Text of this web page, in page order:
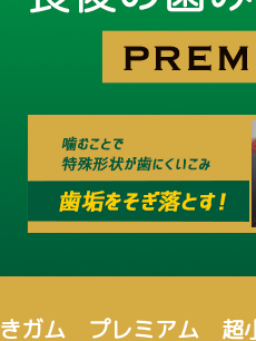
きガム プレミアム 超